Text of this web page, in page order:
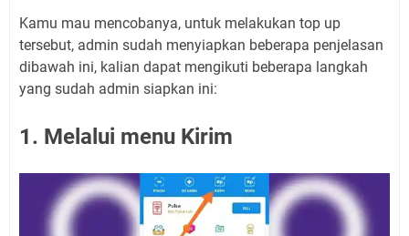
Kamu mau mencobanya, untuk melakukan top up
tersebut, admin sudah menyiapkan beberapa penjelasan
dibawah ini, kalian dapat mengikuti beberapa langkah
yang sudah admin siapkan ini:
1. Melalui menu Kirim